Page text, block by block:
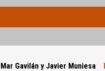
Mar Gavilán y Javier Muniesa